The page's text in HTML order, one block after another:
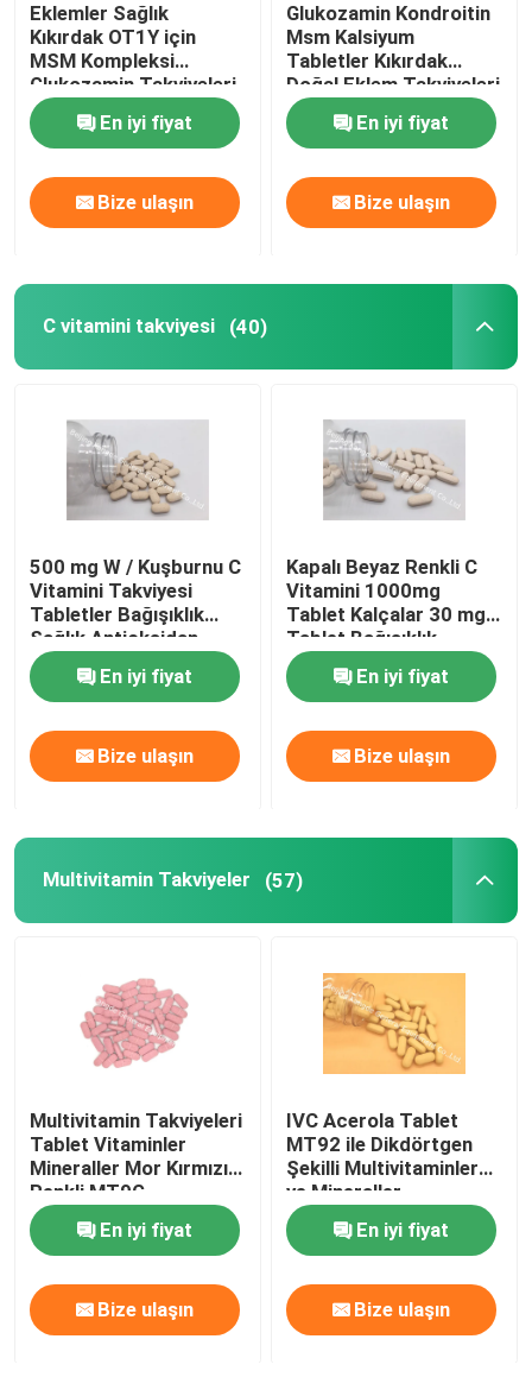
Ev
Ürün:% s
Kalite kontrol
Haberler
Vakalar
Bir teklif isteği
IVC Takviyeler
C vitamini takviyesi
Multivitamin Takviyeler
Kemik Sağlığı Takviyesi
Bitkisel besin takviyesi
Enerji Destek Takviyeleri
Eklemler Sağlık
Kıkırdak OT1Y için
MSM Kompleksi
Glukozamin Takviyeleri
Tablet
En iyi fiyat
Bize ulaşın
Glukozamin Kondroitin
Msm Kalsiyum
Tabletler Kıkırdak
Doğal Eklem Takviyeleri
GT4J
En iyi fiyat
Bize ulaşın
C vitamini takviyesi (40)
500 mg W / Kuşburnu C
Vitamini Takviyesi
Tabletler Bağışıklık
Sağlık Antioksidan
Koruma CTDA
En iyi fiyat
Bize ulaşın
Kapalı Beyaz Renkli C
Vitamini 1000mg
Tablet Kalçalar 30 mg
Tablet Bağışıklık
Sağlığı CT1D
En iyi fiyat
Bize ulaşın
Multivitamin Takviyeler (57)
Multivitamin Takviyeleri
Tablet Vitaminler
Mineraller Mor Kırmızı
Renkli MT9G
En iyi fiyat
Bize ulaşın
IVC Acerola Tablet
MT92 ile Dikdörtgen
Şekilli Multivitaminler
ve Mineraller
En iyi fiyat
Bize ulaşın